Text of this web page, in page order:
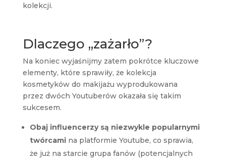
kolekcji.
Dlaczego „zażarło”?
Na koniec wyjaśnijmy zatem pokrótce kluczowe
elementy, które sprawiły, że kolekcja
kosmetyków do makijażu wyprodukowana
przez dwóch Youtuberów okazała się takim
sukcesem.
Obaj influencerzy są niezwykle popularnymi
twórcamina platformie Youtube, co sprawia,
że już na starcie grupa fanów (potencjalnych